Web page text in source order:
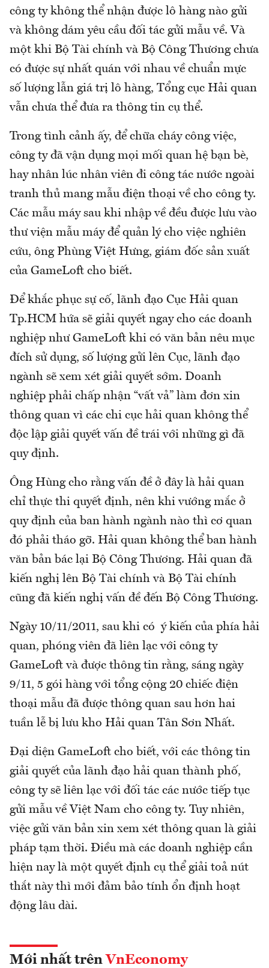
công ty không thể nhận được lô hàng nào gửi
và không dám yêu cầu đối tác gửi mẫu về. Và
một khi Bộ Tài chính và Bộ Công Thương chưa
có được sự nhất quán với nhau về chuẩn mực
số lượng lẫn giá trị lô hàng, Tổng cục Hải quan
vẫn chưa thể đưa ra thông tin cụ thể.
Trong tình cảnh ấy, để chữa cháy công việc,
công ty đã vận dụng mọi mối quan hệ bạn bè,
hay nhân lúc nhân viên đi công tác nước ngoài
tranh thủ mang mẫu điện thoại về cho công ty.
Các mẫu máy sau khi nhập về đều được lưu vào
thư viện mẫu máy để quản lý cho việc nghiên
cứu, ông Phùng Việt Hưng, giám đốc sản xuất
của GameLoft cho biết.
Để khắc phục sự cố, lãnh đạo Cục Hải quan
Tp.HCM hứa sẽ giải quyết ngay cho các doanh
nghiệp như GameLoft khi có văn bản nêu mục
đích sử dụng, số lượng gửi lên Cục, lãnh đạo
ngành sẽ xem xét giải quyết sớm. Doanh
nghiệp phải chấp nhận “vất vả” làm đơn xin
thông quan vì các chi cục hải quan không thể
độc lập giải quyết vấn đề trái với những gì đã
quy định.
Ông Hùng cho rằng vấn đề ở đây là hải quan
chỉ thực thi quyết định, nên khi vướng mắc ở
quy định của ban hành ngành nào thì cơ quan
đó phải tháo gỡ. Hải quan không thể ban hành
văn bản bác lại Bộ Công Thương. Hải quan đã
kiến nghị lên Bộ Tài chính và Bộ Tài chính
cũng đã kiến nghị vấn đề đến Bộ Công Thương.
Ngày 10/11/2011, sau khi có ý kiến của phía hải
quan, phóng viên đã liên lạc với công ty
GameLoft và được thông tin rằng, sáng ngày
9/11, 5 gói hàng với tổng cộng 20 chiếc điện
thoại mẫu đã được thông quan sau hơn hai
tuần lễ bị lưu kho Hải quan Tân Sơn Nhất.
Đại diện GameLoft cho biết, với các thông tin
giải quyết của lãnh đạo hải quan thành phố,
công ty sẽ liên lạc với đối tác các nước tiếp tục
gửi mẫu về Việt Nam cho công ty. Tuy nhiên,
việc gửi văn bản xin xem xét thông quan là giải
pháp tạm thời. Điều mà các doanh nghiệp cần
hiện nay là một quyết định cụ thể giải toả nút
thắt này thì mới đảm bảo tính ổn định hoạt
động lâu dài.
Mới nhất trên VnEconomy